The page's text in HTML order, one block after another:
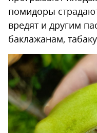
помидоры
вредят и другим
баклажанам,